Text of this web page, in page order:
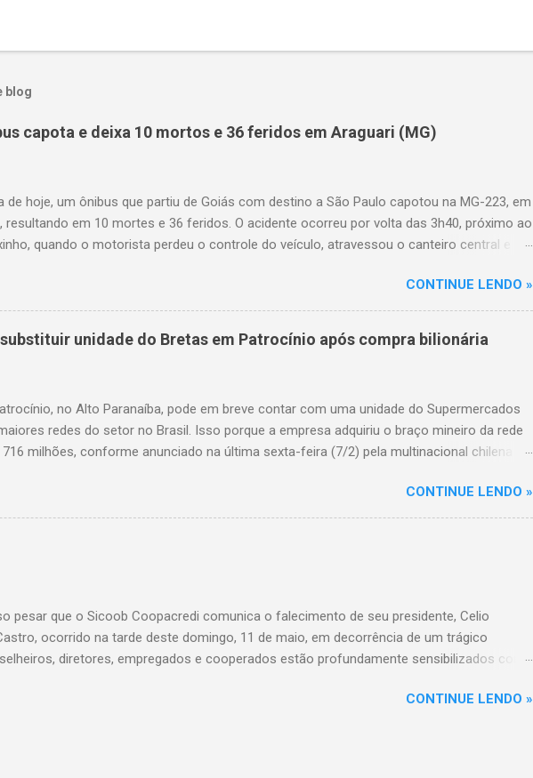
blog
capota e deixa 10 mortos e 36 feridos em Araguari (MG)
de hoje, um ônibus que partiu de Goiás com destino a São Paulo capotou na MG-223, em
resultando em 10 mortes e 36 feridos. O acidente ocorreu por volta das 3h40, próximo ao
quando o motorista perdeu o controle do veículo, atravessou o canteiro central e
dos feridos estão em estado grave. As autoridades investigam as causas do acidente.
CONTINUE LENDO »
unidade do Bretas em Patrocínio após compra bilionária
no Alto Paranaíba, pode em breve contar com uma unidade do Supermercados
redes do setor no Brasil. Isso porque a empresa adquiriu o braço mineiro da rede
milhões, conforme anunciado na última sexta-feira (7/2) pela multinacional chilena
na Avenida Altino Guimarães, 455, no bairro Santo Antônio. Com a aquisição,
de que essa unidade seja convertida em um Supermercados BH, acompanhando o
faturou R$ ...
CONTINUE LENDO »
pesar que o Sicoob Coopacredi comunica o falecimento de seu presidente, Celio
ocorrido na tarde deste domingo, 11 de maio, em decorrência de um trágico
diretores, empregados e cooperados estão profundamente sensibilizados com
foi um verdadeiro pilar da nossa instituição, conduzindo com amor, dedicação e espírito
CONTINUE LENDO »